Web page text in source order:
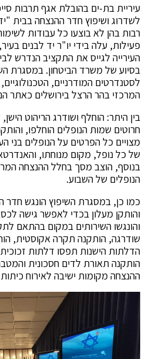
עיריית בת-ים בהובלת אגף תרבות
לשדרוג ושיפוץ חדר ההנצחה בבית
רבות בהן לא בוצעו כל עבודות
פעילות, עלה בידי יו"ר יד לבנים
העירייה לגייס את התקציב הנדרש
בסיוע של משרד הביטחון. במסגרת
לסטנדרטים המודרניים,
המרכזי בהר הרצל בירושלים כאתר
בין היתר: הוחלף ושודרג הריהוט
חרוטים שמות הנופלים הוחלפו,
מצויים כל הפרטים על הנופלים בני
של כל נופל, מקום מנוחתו,
בנוסף, הוצב מסך בחלל ההנצחה
הנופלים של השבוע.
כמו כן, במסגרת השיפוץ הונגש חדר
והותקן מעלון בכדי לאפשר גישה
והונגשו השירותים במקום בהתאם
שודרגה, הותקנה תקרה אקוסטית,
הדלתות הישנות תפסו דלתות זכוכית
הותקנה תאורת לדים חסכונית
ההנצחה מקומות ישיבה לאירוח